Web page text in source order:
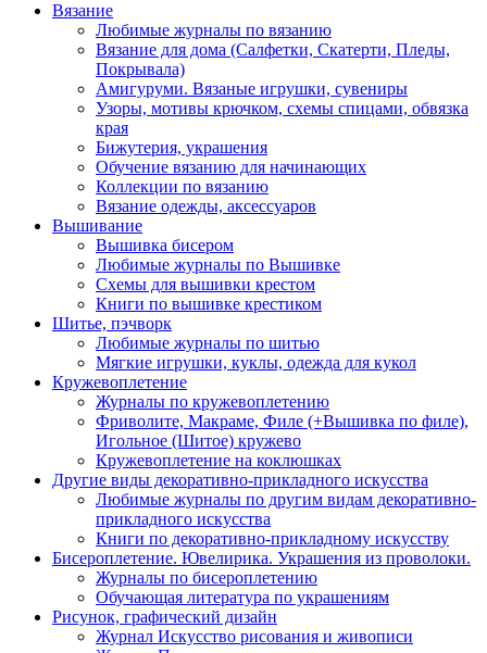
Вязание
Любимые журналы по вязанию
Вязание для дома (Салфетки, Скатерти, Пледы,
Покрывала)
Амигуруми. Вязаные игрушки, сувениры
Узоры, мотивы крючком, схемы спицами, обвязка
края
Бижутерия, украшения
Обучение вязанию для начинающих
Коллекции по вязанию
Вязание одежды, аксессуаров
Вышивание
Вышивка бисером
Любимые журналы по Вышивке
Схемы для вышивки крестом
Книги по вышивке крестиком
Шитье, пэчворк
Любимые журналы по шитью
Мягкие игрушки, куклы, одежда для кукол
Кружевоплетение
Журналы по кружевоплетению
Фриволите, Макраме, Филе (+Вышивка по филе),
Игольное (Шитое) кружево
Кружевоплетение на коклюшках
Другие виды декоративно-прикладного искусства
Любимые журналы по другим видам декоративно-
прикладного искусства
Книги по декоративно-прикладному искусству
Бисероплетение. Ювелирика. Украшения из проволоки.
Журналы по бисероплетению
Обучающая литература по украшениям
Рисунок, графический дизайн
Журнал Искусство рисования и живописи